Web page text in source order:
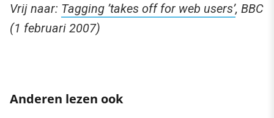
Vrij naar: Tagging ’takes off for web users’, BBC
(1 februari 2007)
Anderen lezen ook